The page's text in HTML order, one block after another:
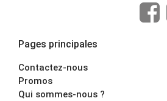
Pages principales
Contactez-nous
Promos
Qui sommes-nous ?